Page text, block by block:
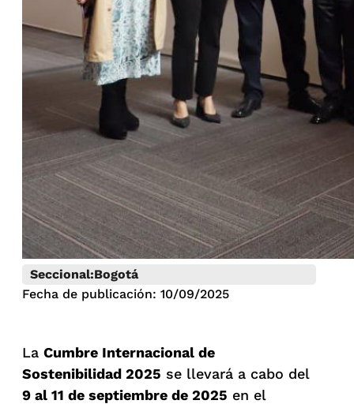
Seccional:Bogotá
Fecha de publicación: 10/09/2025
La Cumbre Internacional de
Sostenibilidad 2025 se llevará a cabo del
9 al 11 de septiembre de 2025 en el